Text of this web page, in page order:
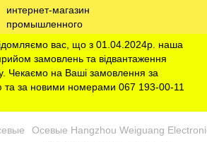
вас, що з 01.04.2024р. наша
замовлень та відвантаження
Чекаємо на Ваші замовлення за
за новими номерами 067 193-00-11
Осевые Hangzhou Weiguang